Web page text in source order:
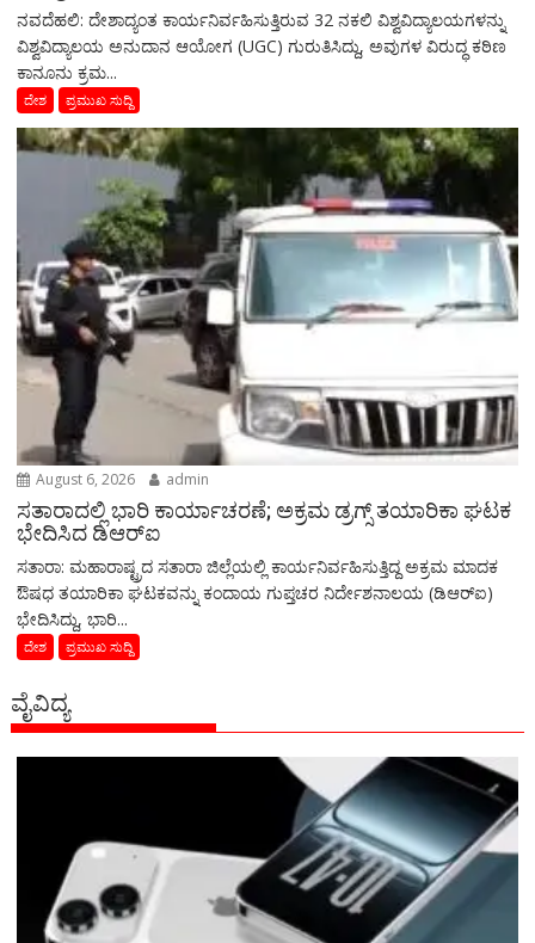
ನವದೆಹಲಿ: ದೇಶಾದ್ಯಂತ ಕಾರ್ಯನಿರ್ವಹಿಸುತ್ತಿರುವ 32 ನಕಲಿ ವಿಶ್ವವಿದ್ಯಾಲಯಗಳನ್ನು
ವಿಶ್ವವಿದ್ಯಾಲಯ ಅನುದಾನ ಆಯೋಗ (UGC) ಗುರುತಿಸಿದ್ದು, ಅವುಗಳ ವಿರುದ್ಧ ಕಠಿಣ
ಕಾನೂನು ಕ್ರಮ...
ದೇಶ ಪ್ರಮುಖ ಸುದ್ದಿ
August 6, 2026 admin
ಸತಾರಾದಲ್ಲಿ ಭಾರಿ ಕಾರ್ಯಾಚರಣೆ; ಅಕ್ರಮ ಡ್ರಗ್ಸ್ ತಯಾರಿಕಾ ಘಟಕ
ಭೇದಿಸಿದ ಡಿಆರ್‌ಐ
ಸತಾರಾ: ಮಹಾರಾಷ್ಟ್ರದ ಸತಾರಾ ಜಿಲ್ಲೆಯಲ್ಲಿ ಕಾರ್ಯನಿರ್ವಹಿಸುತ್ತಿದ್ದ ಅಕ್ರಮ ಮಾದಕ
ಔಷಧ ತಯಾರಿಕಾ ಘಟಕವನ್ನು ಕಂದಾಯ ಗುಪ್ತಚರ ನಿರ್ದೇಶನಾಲಯ (ಡಿಆರ್‌ಐ)
ಭೇದಿಸಿದ್ದು, ಭಾರಿ...
ದೇಶ ಪ್ರಮುಖ ಸುದ್ದಿ
ವೈವಿದ್ಯ